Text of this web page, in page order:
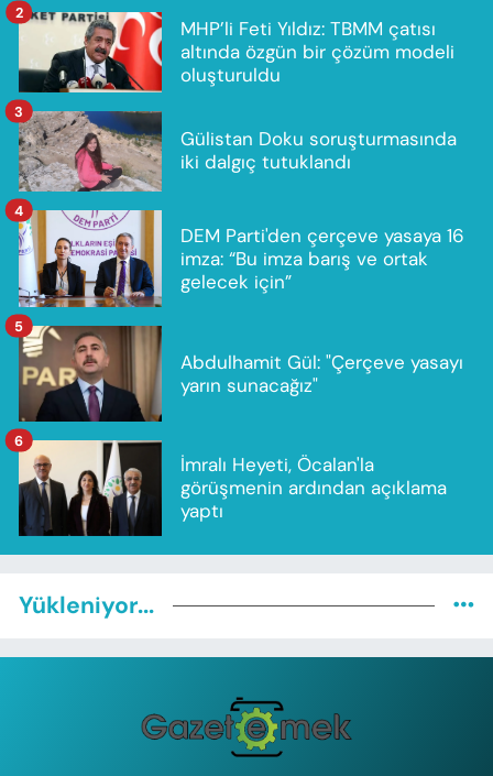
MHP’li Feti Yıldız: TBMM çatısı
altında özgün bir çözüm modeli
oluşturuldu
2
Gülistan Doku soruşturmasında
iki dalgıç tutuklandı
3
DEM Parti'den çerçeve yasaya 16
imza: “Bu imza barış ve ortak
gelecek için”
4
Abdulhamit Gül: "Çerçeve yasayı
yarın sunacağız"
5
İmralı Heyeti, Öcalan'la
görüşmenin ardından açıklama
yaptı
6
Yükleniyor...